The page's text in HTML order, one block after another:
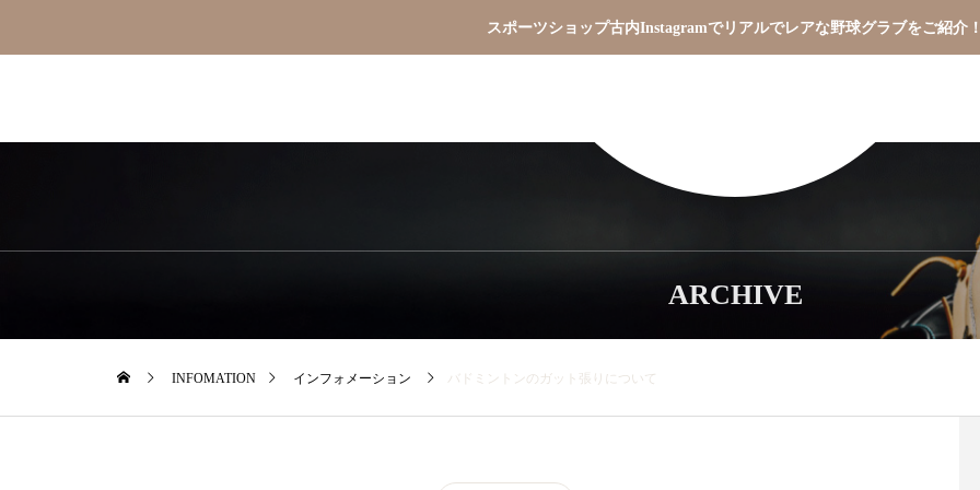
スポーツショップ古内Instagramでリアルでレアな野球グラブをご紹介
ARCHIVE
INFOMATION インフォメーション バドミントンのガット張りについて